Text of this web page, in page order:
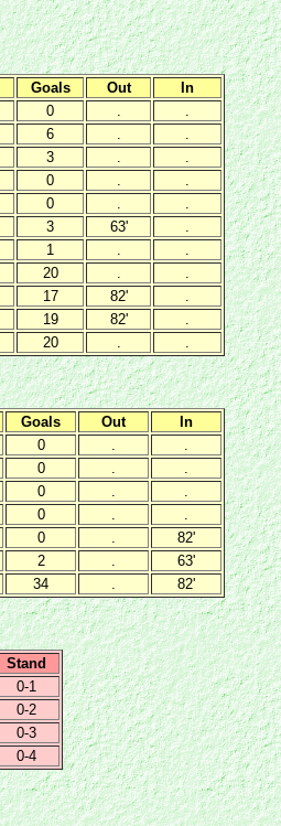
Goals Out
In
0 .
.
6 .
.
3 .
.
0 .
.
0 .
.
3 63'
.
1 .
.
20 .
.
17 82'
.
19 82'
.
20 . .
Goals Out
In
0 .
.
0 .
.
0 .
.
0 .
.
0 .
82'
2 .
63'
34 . 82'
Stand
0-1
0-2
0-3
0-4